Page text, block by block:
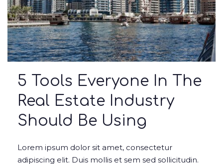
5 Tools Everyone In The
Real Estate Industry
Should Be Using
Lorem ipsum dolor sit amet, consectetur
adipiscing elit. Duis mollis et sem sed sollicitudin.